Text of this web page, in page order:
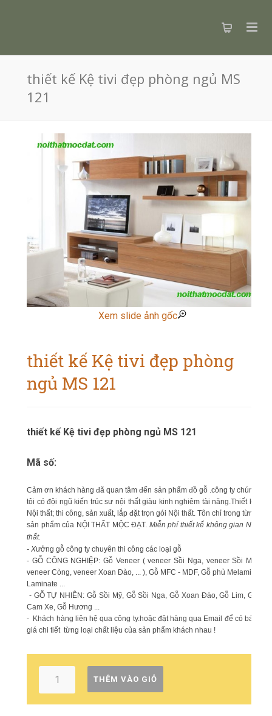
thiết kế Kệ tivi đẹp phòng ngủ MS
121
Xem slide ảnh gốc
thiết kế Kệ tivi đẹp phòng
ngủ MS 121
thiết kế Kệ tivi đẹp phòng ngủ MS 121
Mã số:
Cảm ơn khách hàng đã quan tâm đến sản phẩm đồ gỗ .công ty chúng
tôi có đội ngũ kiến trúc sư nội thất giàu kinh nghiêm tài năng.Thiết kế
Nội thất; thi công, sản xuất, lắp đặt trọn gói Nội thất. Tôn chỉ trong từng
sản phẩm của NỘI THẤT MỘC ĐẠT. Miễn phí thiết kế không gian Nội
thất.
- Xưởng gỗ công ty chuyên thi công các loại gỗ
- GỖ CÔNG NGHIỆP: Gỗ Veneer ( veneer Sồi Nga, veneer Sồi Mỹ,
veneer Còng, veneer Xoan Đào, ... ), Gỗ MFC - MDF, Gỗ phủ Melamin,
Laminate ...
- GỖ TỰ NHIÊN: Gỗ Sồi Mỹ, Gỗ Sồi Nga, Gỗ Xoan Đào, Gỗ Lim, Gỗ
Cam Xe, Gỗ Hương ...
- Khách hàng liên hệ qua công ty.hoặc đặt hàng qua Email để có báo
giá chi tiết từng loại chất liệu của sản phẩm khách nhau !
THÊM VÀO GIỎ